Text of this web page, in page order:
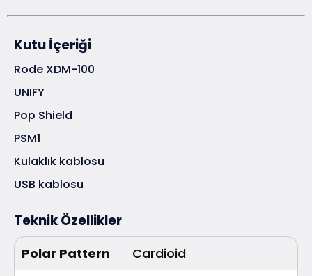
Kutu İçeriği
Rode XDM-100
UNIFY
Pop Shield
PSM1
Kulaklık kablosu
USB kablosu
Teknik Özellikler
Polar Pattern
Cardioid